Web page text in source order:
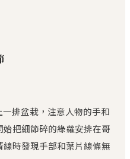
排盆栽，注意人物的手和
始把細節碎的綠蘿安排在哥
線時發現手部和葉片線條無